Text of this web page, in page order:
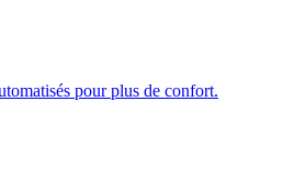
pour plus de confort.